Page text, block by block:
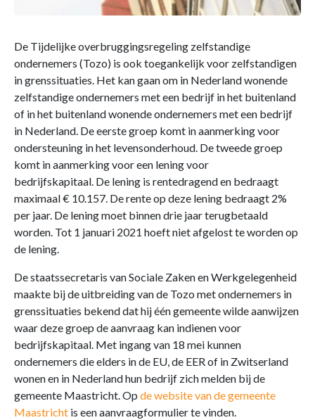
De Tijdelijke overbruggingsregeling zelfstandige
ondernemers (Tozo) is ook toegankelijk voor zelfstandigen
in grenssituaties. Het kan gaan om in Nederland wonende
zelfstandige ondernemers met een bedrijf in het buitenland
of in het buitenland wonende ondernemers met een bedrijf
in Nederland. De eerste groep komt in aanmerking voor
ondersteuning in het levensonderhoud. De tweede groep
komt in aanmerking voor een lening voor
bedrijfskapitaal. De lening is rentedragend en bedraagt
maximaal € 10.157. De rente op deze lening bedraagt 2%
per jaar. De lening moet binnen drie jaar terugbetaald
worden. Tot 1 januari 2021 hoeft niet afgelost te worden op
de lening.
De staatssecretaris van Sociale Zaken en Werkgelegenheid
maakte bij de uitbreiding van de Tozo met ondernemers in
grenssituaties bekend dat hij één gemeente wilde aanwijzen
waar deze groep de aanvraag kan indienen voor
bedrijfskapitaal. Met ingang van 18 mei kunnen
ondernemers die elders in de EU, de EER of in Zwitserland
wonen en in Nederland hun bedrijf zich melden bij de
gemeente Maastricht. Op de website van de gemeente
Maastricht is een aanvraagformulier te vinden.